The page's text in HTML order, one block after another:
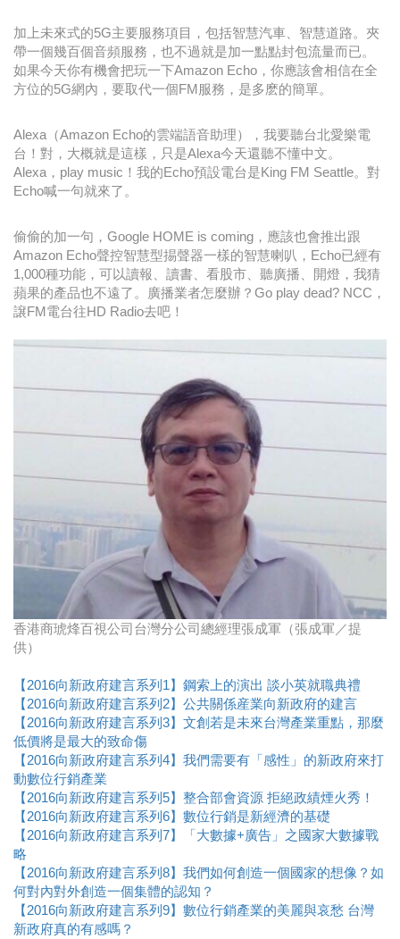
加上未來式的5G主要服務項目，包括智慧汽車、智慧道路。夾
帶一個幾百個音頻服務，也不過就是加一點點封包流量而已。
如果今天你有機會把玩一下Amazon Echo，你應該會相信在全
方位的5G網內，要取代一個FM服務，是多麽的簡單。
Alexa（Amazon Echo的雲端語音助理），我要聽台北愛樂電
台！對，大概就是這樣，只是Alexa今天還聽不懂中文。
Alexa，play music！我的Echo預設電台是King FM Seattle。對
Echo喊一句就來了。
偷偷的加一句，Google HOME is coming，應該也會推出跟
Amazon Echo聲控智慧型掦聲器一樣的智慧喇叭，Echo已經有
1,000種功能，可以讀報、讀書、看股市、聽廣播、開燈，我猜
蘋果的產品也不遠了。廣播業者怎麼辦？Go play dead? NCC，
譲FM電台往HD Radio去吧！
香港商琥烽百視公司台灣分公司總經理張成軍（張成軍／提
供）
【2016向新政府建言系列1】鋼索上的演出 談小英就職典禮
【2016向新政府建言系列2】公共關係産業向新政府的建言
【2016向新政府建言系列3】文創若是未來台灣產業重點，那麼
低價將是最大的致命傷
【2016向新政府建言系列4】我們需要有「感性」的新政府來打
動數位行銷產業​
【2016向新政府建言系列5】整合部會資源 拒絕政績煙火秀！
【2016向新政府建言系列6】數位行銷是新經濟的基礎
【2016向新政府建言系列7】「大數據+廣告」之國家大數據戰
略
【2016向新政府建言系列8】我們如何創造一個國家的想像？如
何對內對外創造一個集體的認知？​
【2016向新政府建言系列9】數位行銷產業的美麗與哀愁 台灣
新政府真的有感嗎？